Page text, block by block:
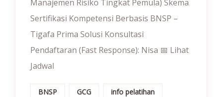
Manajemen Risiko Tingkat Pemula) Skema
Sertifikasi Kompetensi Berbasis BNSP –
Tigafa Prima Solusi Konsultasi
Pendaftaran (Fast Response): Nisa 📅 Lihat
Jadwal
BNSP GCG info pelatihan